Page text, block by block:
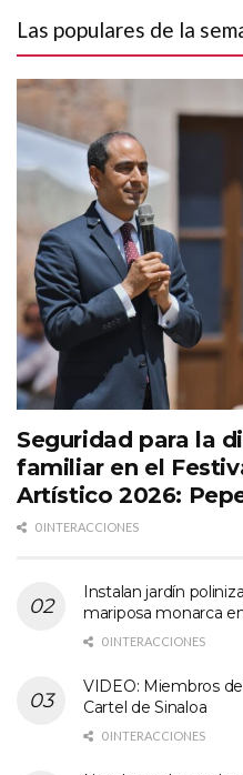
Las populares de la
Seguridad para la
familiar en el
Artístico 2026:
0 INTERACCIONES
Instalan jardín
mariposa monarca
0 INTERACCIONES
VIDEO: Miembros
Cartel de Sinaloa
0 INTERACCIONES